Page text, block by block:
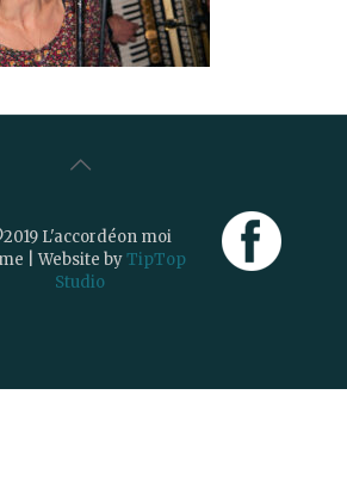
L'accordéon moi
| Website byTipTop
Studio